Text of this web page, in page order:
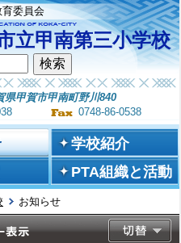
委員会
立甲南第三小学校
県甲賀市甲南町野川840
0748-86-0538
学校紹介
PTA組織と活動
お知らせ